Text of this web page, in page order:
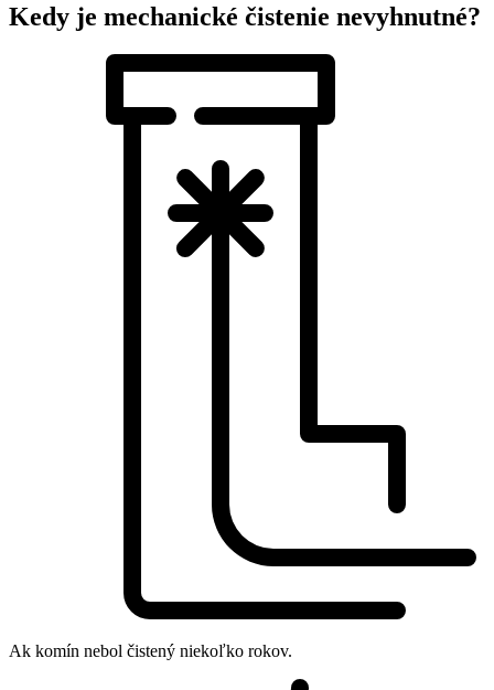
Kedy je mechanické čistenie nevyhnutné?
Ak komín nebol čistený niekoľko rokov.